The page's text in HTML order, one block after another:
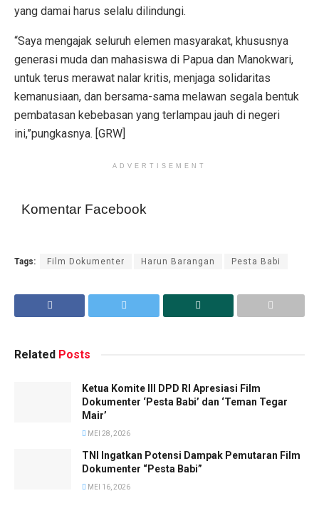
yang damai harus selalu dilindungi.
“Saya mengajak seluruh elemen masyarakat, khususnya
generasi muda dan mahasiswa di Papua dan Manokwari,
untuk terus merawat nalar kritis, menjaga solidaritas
kemanusiaan, dan bersama-sama melawan segala bentuk
pembatasan kebebasan yang terlampau jauh di negeri
ini,”pungkasnya. [GRW]
ADVERTISEMENT
Komentar Facebook
Tags: Film Dokumenter Harun Barangan Pesta Babi
Related Posts
Ketua Komite III DPD RI Apresiasi Film
Dokumenter ‘Pesta Babi’ dan ‘Teman Tegar
Mair’
MEI 28, 2026
TNI Ingatkan Potensi Dampak Pemutaran Film
Dokumenter “Pesta Babi”
MEI 16, 2026